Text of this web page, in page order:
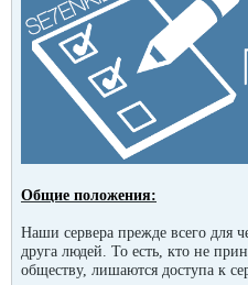
Общие положения:
Наши сервера прежде всего для
друга людей. То есть, кто не
обществу, лишаются доступа к